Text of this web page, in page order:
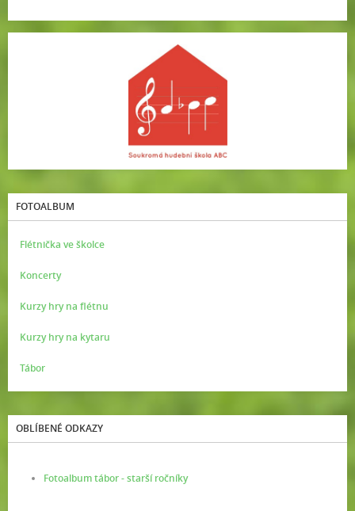
FOTOALBUM
Flétnička ve školce
Koncerty
Kurzy hry na flétnu
Kurzy hry na kytaru
Tábor
OBLÍBENÉ ODKAZY
Fotoalbum tábor - starší ročníky